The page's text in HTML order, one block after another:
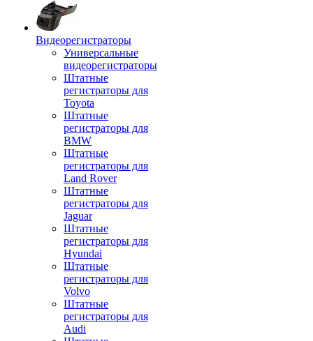
Видеорегистраторы
Универсальные
видеорегистраторы
Штатные
регистраторы для
Toyota
Штатные
регистраторы для
BMW
Штатные
регистраторы для
Land Rover
Штатные
регистраторы для
Jaguar
Штатные
регистраторы для
Hyundai
Штатные
регистраторы для
Volvo
Штатные
регистраторы для
Audi